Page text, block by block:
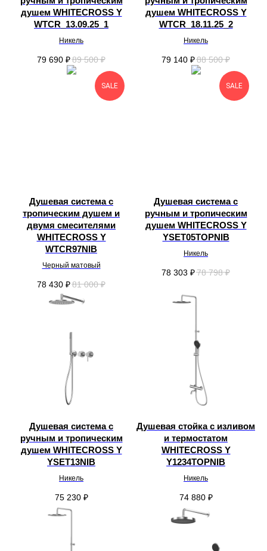
душем WHITECROSS Y
WTCR_13.09.25_1
Никель
79 690 ₽89 500 ₽
душем WHITECROSS Y
WTCR_18.11.25_2
Никель
79 140 ₽88 500 ₽
SALE
Душевая система с
тропическим душем и
двумя смесителями
WHITECROSS Y
WTCR97NIB
Черный матовый
78 430 ₽81 000 ₽
SALE
Душевая система с
ручным и тропическим
душем WHITECROSS Y
YSET05TOPNIB
Никель
78 303 ₽78 798 ₽
Душевая система с
ручным и тропическим
душем WHITECROSS Y
YSET13NIB
Никель
75 230 ₽
Душевая стойка с изливом
и термостатом
WHITECROSS Y
Y1234TOPNIB
Никель
74 880 ₽